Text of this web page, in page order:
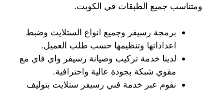
ومتناسب جميع الطبقات في الكويت.
برمجة رسيفر وجميع انواع الستلايت وضبط
اعداداتها وتنظيمها حسب طلب العميل.
لدينا خدمة تركيب وصيانة رسيفر واي فاي مع
مقوي شبكة بجودة عالية واحترافية.
نقوم عبر خدمة فني رسيفر ستلايت بتوليف